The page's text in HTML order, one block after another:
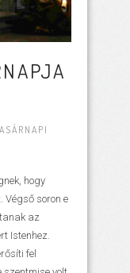
hogy
Végső soron e
az
Istenhez.
fel